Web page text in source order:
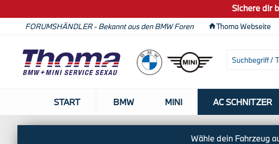
Sichere dir
FORUMSHÄNDLER - Bekannt aus den BMW Foren Thoma Webseite
START BMW MINI AC SCHNITZER